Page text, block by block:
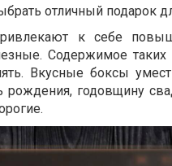
отличный подарок
к себе
Содержимое
Вкусные боксы
рождения, годовщину